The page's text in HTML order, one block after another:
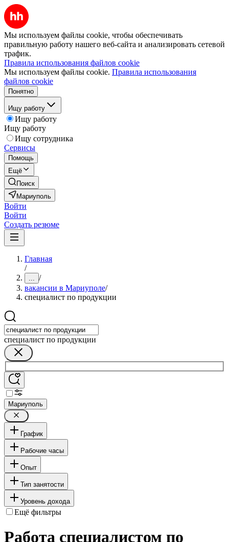
Мы используем файлы cookie, чтобы обеспечивать
правильную работу нашего веб-сайта и анализировать сетевой
трафик.
Правила использования файлов cookie
Мы используем файлы cookie. Правила использования
файлов cookie
Понятно
Ищу работу
Ищу работу
Ищу работу
Ищу сотрудника
Сервисы
Помощь
Ещё
Поиск
Мариуполь
Войти
Войти
Создать резюме
Главная
/
... /
вакансии в Мариуполе/
специалист по продукции
специалист по продукции
Мариуполь
График
Рабочие часы
Опыт
Тип занятости
Уровень дохода
Ещё фильтры
Работа специалистом по